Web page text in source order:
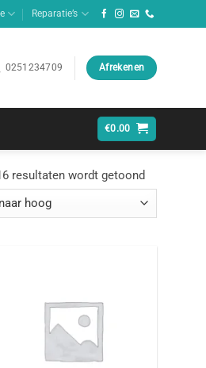
Reparatie’s
0251234709 Afrekenen
€0.00
resultaten wordt getoondGesorteerd
op